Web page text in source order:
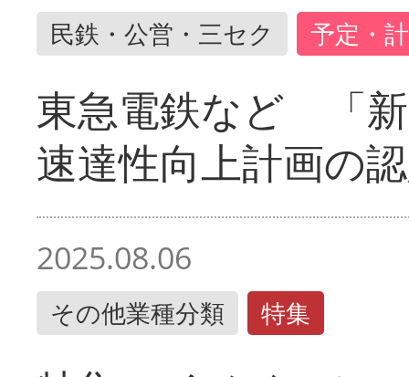
民鉄・公営・三セク 予定・
東急電鉄など 「
速達性向上計画の
2025.08.06
その他業種分類 特集